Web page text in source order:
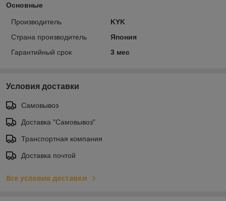
Основные
Производитель
KYK
Страна производитель
Япония
Гарантийный срок
3 мес
Условия доставки
Самовывоз
Доставка "Самовывоз"
Транспортная компания
Доставка почтой
Все условия доставки